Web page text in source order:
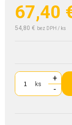
67,40
54,80 € bez DPH / ks
ks
+
-